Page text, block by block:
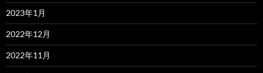
2023年1月
2022年12月
2022年11月